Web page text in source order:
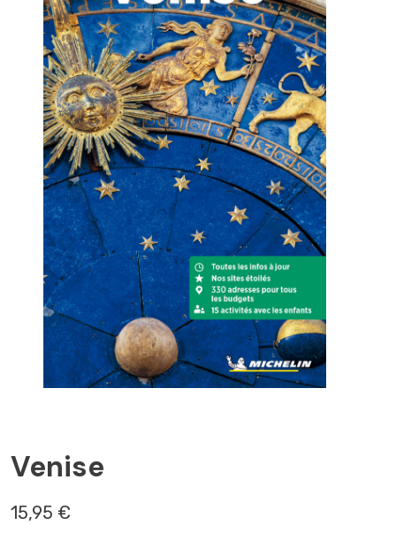
Venise
15,95 €